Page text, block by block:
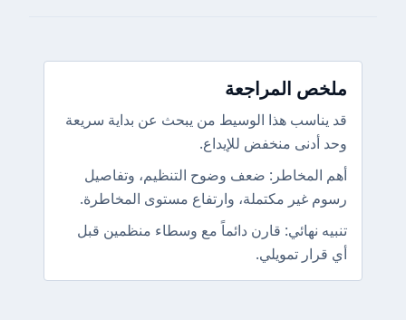
ملخص المراجعة
قد يناسب هذا الوسيط من يبحث عن بداية سريعة
وحد أدنى منخفض للإيداع.
أهم المخاطر: ضعف وضوح التنظيم، وتفاصيل
رسوم غير مكتملة، وارتفاع مستوى المخاطرة.
تنبيه نهائي: قارن دائماً مع وسطاء منظمين قبل
أي قرار تمويلي.